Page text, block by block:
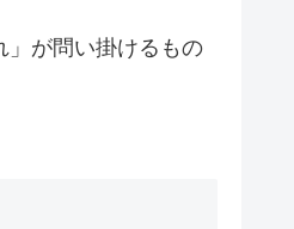
」が問い掛けるもの